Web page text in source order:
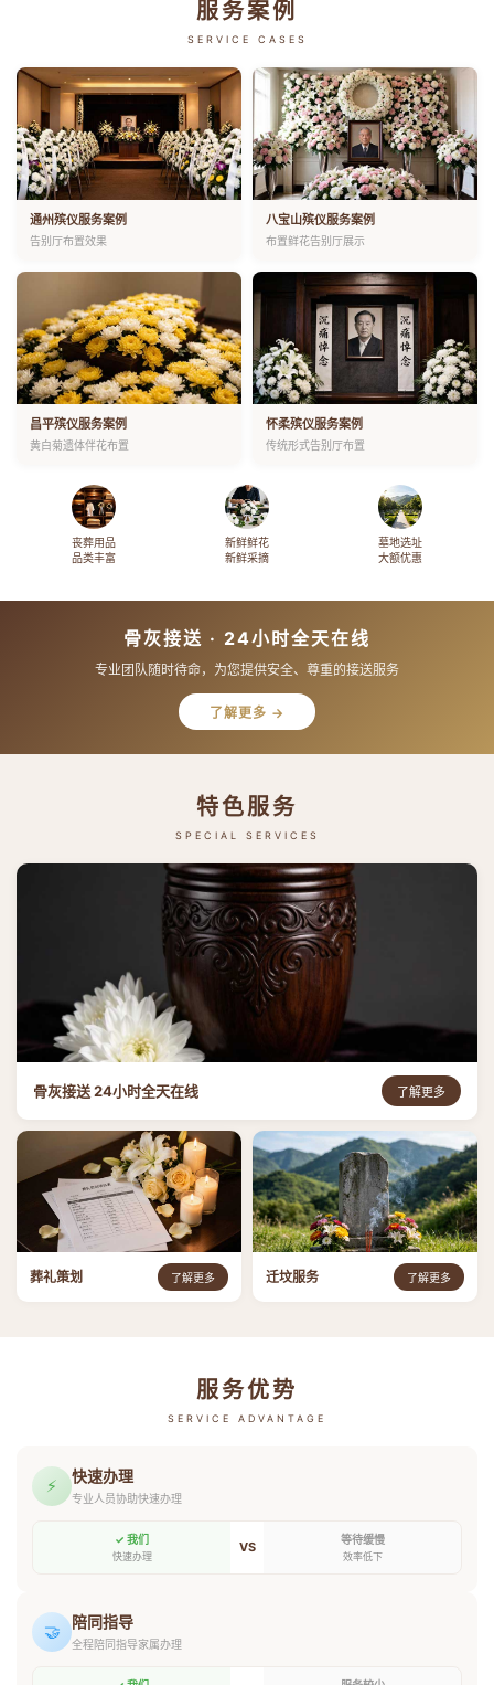
服务案例
SERVICE CASES
通州殡仪服务案例
告别厅布置效果
八宝山殡仪服务案例
布置鲜花告别厅展示
昌平殡仪服务案例
黄白菊遗体伴花布置
怀柔殡仪服务案例
传统形式告别厅布置
丧葬用品
品类丰富
新鲜鲜花
新鲜采摘
墓地选址
大额优惠
骨灰接送 · 24小时全天在线
专业团队随时待命，为您提供安全、尊重的接送服务
了解更多 →
特色服务
SPECIAL SERVICES
骨灰接送 24小时全天在线 了解更多
葬礼策划 了解更多 迁坟服务 了解更多
服务优势
SERVICE ADVANTAGE
⚡ 快速办理
专业人员协助快速办理
✓ 我们
快速办理
VS 等待缓慢
效率低下
🤝 陪同指导
全程陪同指导家属办理